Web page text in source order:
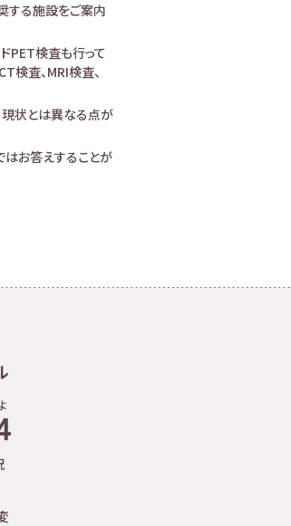
する施設をご案内
PET検査も行って
検査、MRI検査、
現状とは異なる点が
はお答えすることが